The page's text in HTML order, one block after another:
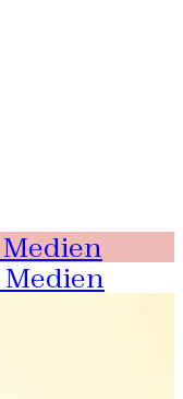
Medien
Medien